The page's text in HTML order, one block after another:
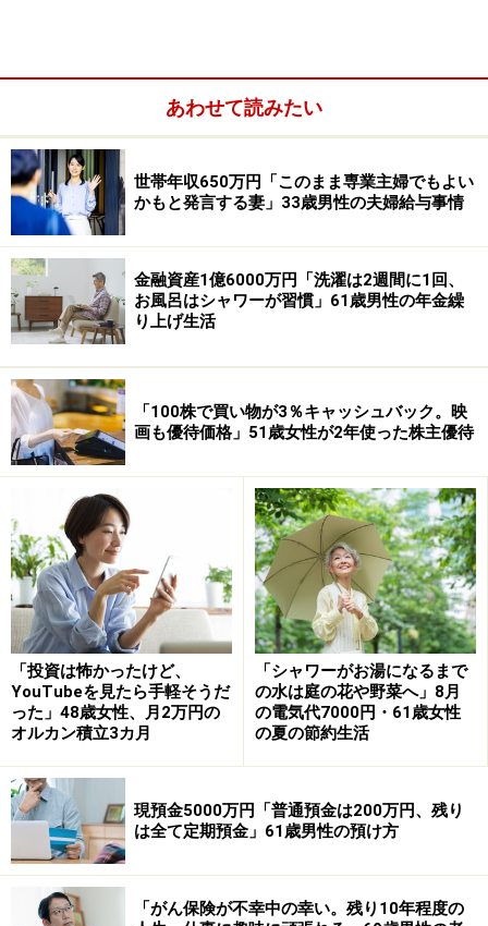
定期預金の利用状況については、「ゆうちょ銀行の定期
貯金1年もの（参考金利年0.4％）に200万円、楽天銀行
の定期預金1年もの（参考金利年0.4％）に100万円」の
計300万円を預けているとのこと（ともに2026年5月時点
の金利）。
「どの程度増えるのか実験として預けています」とあり
「現金比率は約7割。投資は暴落に耐えらえ
る範囲で」
手元に現預金はいくらあると安心か、との問いには「無
収入でも1年間は生活できるように300万円以上は持って
おき、併せて現金資産の同額かそれを下回る範囲内での
リスク資産の保有が望ましいです」と回答。
現在の資産配分は「現金7割、リスク資産3割くらい」。
配分は特に意図したものではなく「リスク資産が複利で
増えたため望まずにこのようになりました」と話しま
す。
「投資は余剰金で行うもので精神的にきついものはやり
ません。長期で保有し続けられるのかが投資信託の一番
大事なことなので、暴落にも耐えらえるくらいの金額に
すればいいと思います」ともりながみるくさん。
一方で「預貯金は安心代です。ですがゆうちょや（その
あわせて読みたい
世帯年収650万円「このまま専業主婦でもよい
かもと発言する妻」33歳男性の夫婦給与事情
金融資産1億6000万円「洗濯は2週間に1回、
お風呂はシャワーが習慣」61歳男性の年金繰
り上げ生活
「100株で買い物が3％キャッシュバック。映
画も優待価格」51歳女性が2年使った株主優待
「投資は怖かったけど、
YouTubeを見たら手軽そうだ
った」48歳女性、月2万円の
オルカン積立3カ月
「シャワーがお湯になるまで
の水は庭の花や野菜へ」8月
の電気代7000円・61歳女性
の夏の節約生活
現預金5000万円「普通預金は200万円、残り
は全て定期預金」61歳男性の預け方
「がん保険が不幸中の幸い。残り10年程度の